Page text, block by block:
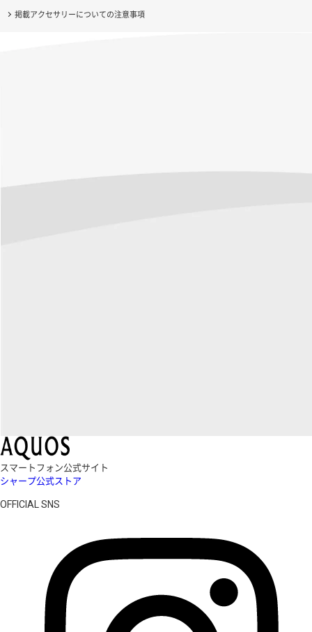
掲載アクセサリーについての注意事項
スマートフォン公式サイト
シャープ公式ストア
OFFICIAL SNS